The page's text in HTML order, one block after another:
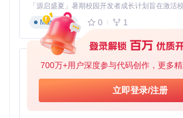
700万+用户深度参与代码创作，更多
立即登录/注册
注意事项
⚠️ 启动程序后，你需要在设置界面完成以下
辨率、校准游戏窗口位置、启用所需的自动化
击"保存配置"并重启程序。
💡 实用技巧：调试模式下，你可以直观地看
果，帮助你判断是否需要调整游戏设置或重
场景应用：释放游戏潜力
Markdown
0 1
py-xiaozhi
Python
0 1